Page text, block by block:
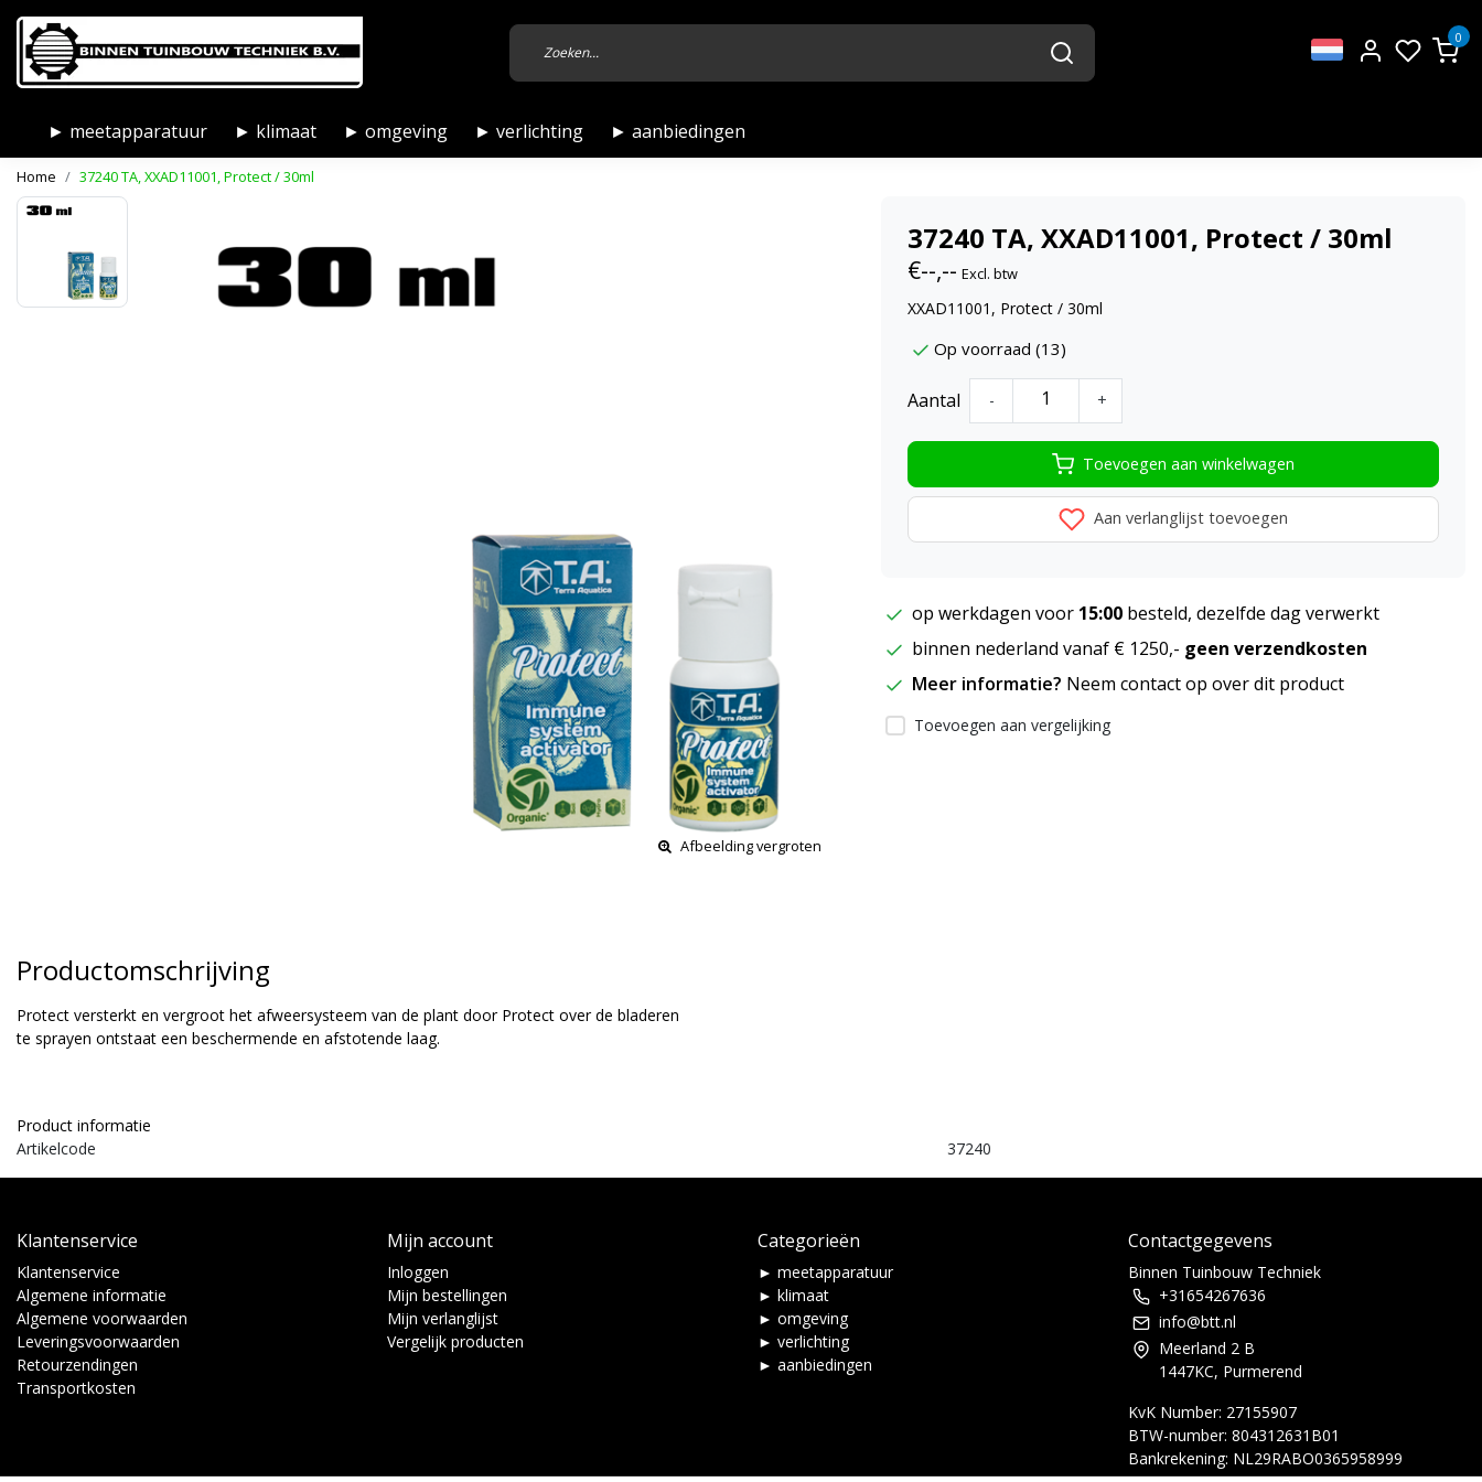
0
► meetapparatuur ► klimaat ► omgeving ► verlichting ► aanbiedingen
Home 37240 TA, XXAD11001, Protect / 30ml
Afbeelding vergroten
37240 TA, XXAD11001, Protect / 30ml
€--,-- Excl. btw
XXAD11001, Protect / 30ml
Op voorraad (13)
Aantal - +
Toevoegen aan winkelwagen
Aan verlanglijst toevoegen
op werkdagen voor 15:00 besteld, dezelfde dag verwerkt
binnen nederland vanaf € 1250,- geen verzendkosten
Meer informatie? Neem contact op over dit product
Toevoegen aan vergelijking
Productomschrijving
Protect versterkt en vergroot het afweersysteem van de plant door Protect over de bladeren
te sprayen ontstaat een beschermende en afstotende laag.
Product informatie
Artikelcode
37240
Klantenservice
Klantenservice
Algemene informatie
Algemene voorwaarden
Leveringsvoorwaarden
Retourzendingen
Transportkosten
Mijn account
Inloggen
Mijn bestellingen
Mijn verlanglijst
Vergelijk producten
Categorieën
► meetapparatuur
► klimaat
► omgeving
► verlichting
► aanbiedingen
Contactgegevens
Binnen Tuinbouw Techniek
+31654267636
info@btt.nl
Meerland 2 B
1447KC, Purmerend
KvK Number: 27155907
BTW-number: 804312631B01
Bankrekening: NL29RABO0365958999